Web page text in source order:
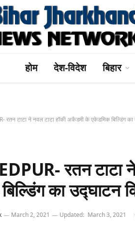
होम देश-विदेश बिहार
रतन टाटा ने नवल टाटा हॉकी अकैडमी के एकेडमिक बिल्डिंग का
रतन टाटा
का उद्घाटन
March 2, 2021 Updated: March 3, 2021